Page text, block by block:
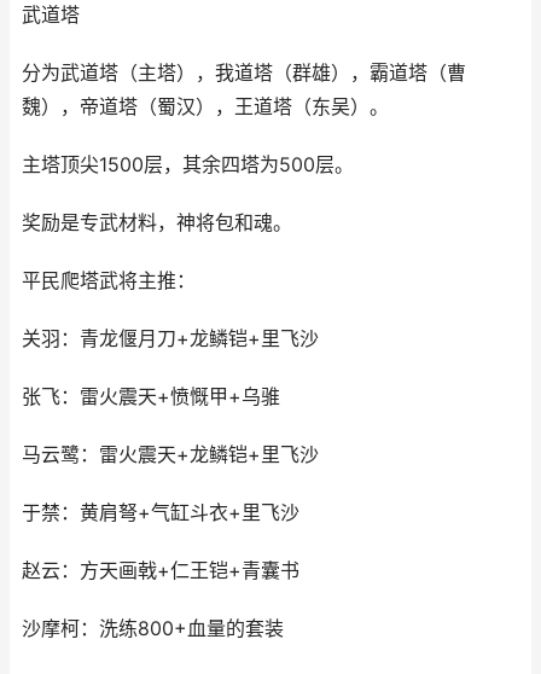
武道塔
分为武道塔（主塔），我道塔（群雄），霸道塔（曹
魏），帝道塔（蜀汉），王道塔（东吴）。
主塔顶尖1500层，其余四塔为500层。
奖励是专武材料，神将包和魂。
平民爬塔武将主推：
关羽：青龙偃月刀+龙鳞铠+里飞沙
张飞：雷火震天+愤慨甲+乌骓
马云鹭：雷火震天+龙鳞铠+里飞沙
于禁：黄肩弩+气缸斗衣+里飞沙
赵云：方天画戟+仁王铠+青囊书
沙摩柯：洗练800+血量的套装